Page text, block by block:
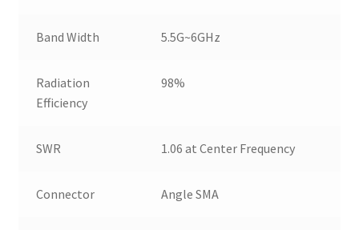
Band Width 5.5G~6GHz
Radiation
Efficiency
98%
SWR 1.06 at Center Frequency
Connector Angle SMA